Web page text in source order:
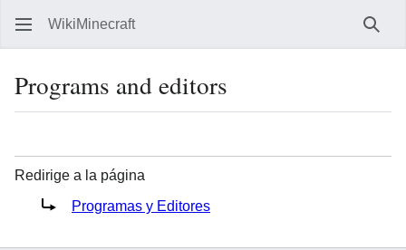
WikiMinecraft
Programs and editors
Redirige a la página
Redirige a:Programas y Editores